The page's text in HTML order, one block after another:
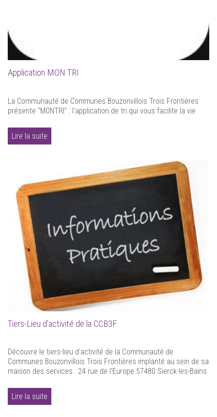
Application MON TRI
La Communauté de Communes Bouzonvillois Trois Frontières
présente "MONTRI" : l'application de tri qui vous facilite la vie
Lire la suite
Tiers-Lieu d'activité de la CCB3F
Découvre le tiers-lieu d'activité de la Communauté de
Communes Bouzonvillois Trois Frontières implanté au sein de sa
maison des services : 24 rue de l'Europe 57480 Sierck-les-Bains
Lire la suite